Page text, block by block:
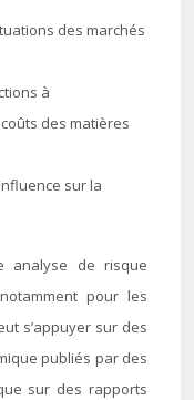
des marchés
à
des matières
sur la
analyse de risque
pour les
s’appuyer sur des
publiés par des
sur des rapports